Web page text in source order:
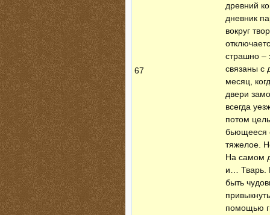
67
древний
дневник
вокруг
страшно –
связаны с
месяц,
двери
всегда
потом
бьющееся
тяжелое.
На самом
и… Тварь.
быть
помощью